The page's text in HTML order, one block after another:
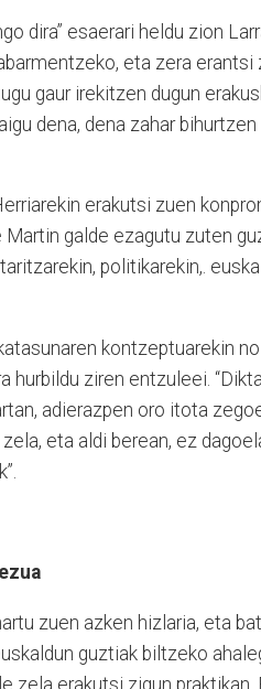
dira” esaerari heldu zion
eta zera erantsi
gaur irekitzen dugun
dena, dena zahar
erakutsi zuen
galde ezagutu zuten
politikarekin,.
kontzeptuarekin
ziren entzuleei.
adierazpen oro itota
eta aldi berean, ez
zuen azken hizlaria, eta
guztiak biltzeko
zela erakutsi zigun praktikan.